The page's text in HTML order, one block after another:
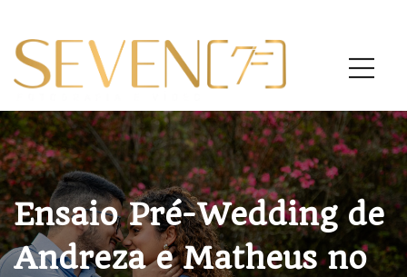
Ensaio Pré-Wedding de
Andreza e Matheus no